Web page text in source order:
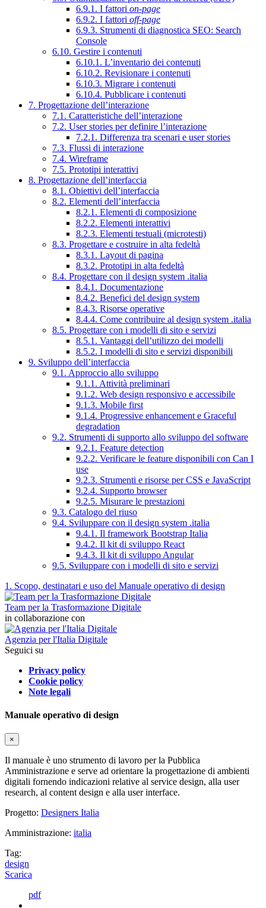
6.9.1. I fattori on-page
6.9.2. I fattori off-page
6.9.3. Strumenti di diagnostica SEO: Search
Console
6.10. Gestire i contenuti
6.10.1. L’inventario dei contenuti
6.10.2. Revisionare i contenuti
6.10.3. Migrare i contenuti
6.10.4. Pubblicare i contenuti
7. Progettazione dell’interazione
7.1. Caratteristiche dell’interazione
7.2. User stories per definire l’interazione
7.2.1. Differenza tra scenari e user stories
7.3. Flussi di interazione
7.4. Wireframe
7.5. Prototipi interattivi
8. Progettazione dell’interfaccia
8.1. Obiettivi dell’interfaccia
8.2. Elementi dell’interfaccia
8.2.1. Elementi di composizione
8.2.2. Elementi interattivi
8.2.3. Elementi testuali (microtesti)
8.3. Progettare e costruire in alta fedeltà
8.3.1. Layout di pagina
8.3.2. Prototipi in alta fedeltà
8.4. Progettare con il design system .italia
8.4.1. Documentazione
8.4.2. Benefici del design system
8.4.3. Risorse operative
8.4.4. Come contribuire al design system .italia
8.5. Progettare con i modelli di sito e servizi
8.5.1. Vantaggi dell’utilizzo dei modelli
8.5.2. I modelli di sito e servizi disponibili
9. Sviluppo dell’interfaccia
9.1. Approccio allo sviluppo
9.1.1. Attività preliminari
9.1.2. Web design responsivo e accessibile
9.1.3. Mobile first
9.1.4. Progressive enhancement e Graceful
degradation
9.2. Strumenti di supporto allo sviluppo del software
9.2.1. Feature detection
9.2.2. Verificare le feature disponibili con Can I
use
9.2.3. Strumenti e risorse per CSS e JavaScript
9.2.4. Supporto browser
9.2.5. Misurare le prestazioni
9.3. Catalogo del riuso
9.4. Sviluppare con il design system .italia
9.4.1. Il framework Bootstrap Italia
9.4.2. Il kit di sviluppo React
9.4.3. Il kit di sviluppo Angular
9.5. Sviluppare con i modelli di sito e servizi
1. Scopo, destinatari e uso del Manuale operativo di design
Team per la Trasformazione Digitale
in collaborazione con
Agenzia per l'Italia Digitale
Seguici su
Privacy policy
Cookie policy
Note legali
Manuale operativo di design
×
Il manuale è uno strumento di lavoro per la Pubblica
Amministrazione e serve ad orientare la progettazione di ambienti
digitali fornendo indicazioni relative al service design, alla user
research, al content design e alla user interface.
Progetto: Designers Italia
Amministrazione: italia
Tag:
design
Scarica
pdf